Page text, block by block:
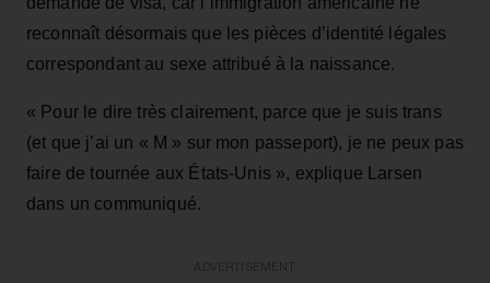
reconnaît désormais que les pièces d’identité légales
correspondant au sexe attribué à la naissance.
« Pour le dire très clairement, parce que je suis trans
(et que j’ai un « M » sur mon passeport), je ne peux pas
faire de tournée aux États-Unis », explique Larsen
dans un communiqué.